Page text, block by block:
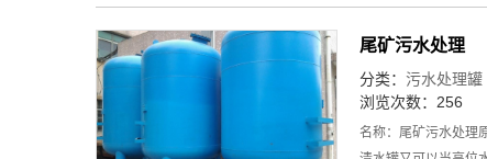
尾矿污水处理
分类： 污水处理罐
浏览次数：256
名称：尾矿污水处理